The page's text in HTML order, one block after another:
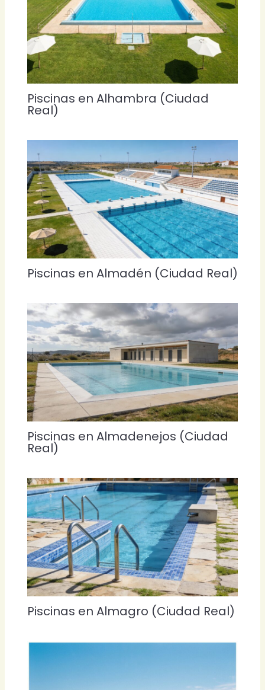
Piscinas en Alhambra (Ciudad
Real)
Piscinas en Almadén (Ciudad Real)
Piscinas en Almadenejos (Ciudad
Real)
Piscinas en Almagro (Ciudad Real)